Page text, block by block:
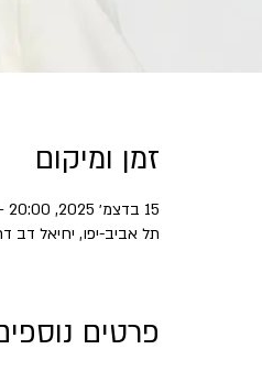
זמן ומיקום
15 בדצמ׳ 2025, 20:00 – 22:30
תל אביב-יפו, יחיאל דב דרזנר 2, תל אביב-
פרטים